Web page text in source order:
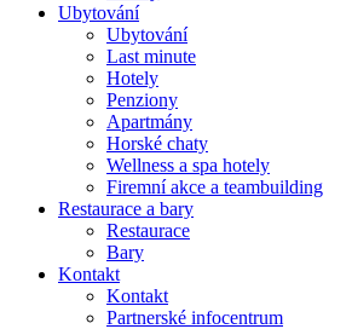
Ubytování
Ubytování
Last minute
Hotely
Penziony
Apartmány
Horské chaty
Wellness a spa hotely
Firemní akce a teambuilding
Restaurace a bary
Restaurace
Bary
Kontakt
Kontakt
Partnerské infocentrum